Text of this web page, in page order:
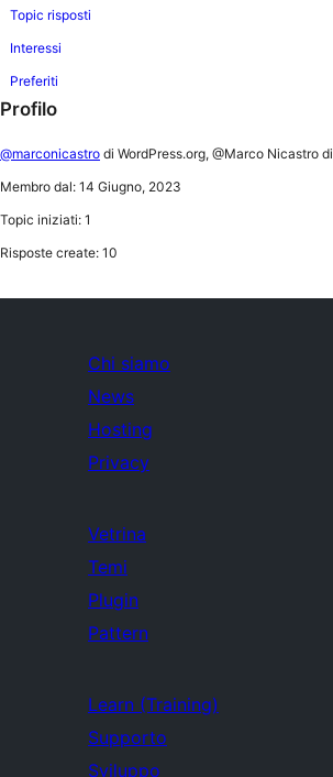
Topic risposti
Interessi
Preferiti
Profilo
@marconicastro di WordPress.org, @Marco Nicastro di
Membro dal: 14 Giugno, 2023
Topic iniziati: 1
Risposte create: 10
Chi siamo
News
Hosting
Privacy
Vetrina
Temi
Plugin
Pattern
Learn (Training)
Supporto
Sviluppo